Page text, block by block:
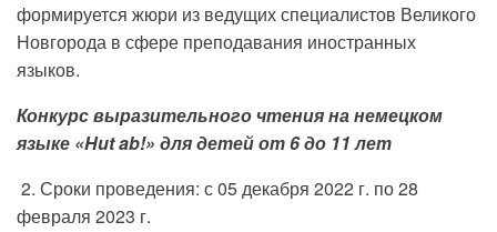
формируется жюри из ведущих специалистов Великого
Новгорода в сфере преподавания иностранных
языков.
Конкурс выразительного чтения на немецком
языке «Hut ab!» для детей от 6 до 11 лет
2. Сроки проведения: с 05 декабря 2022 г. по 28
февраля 2023 г.